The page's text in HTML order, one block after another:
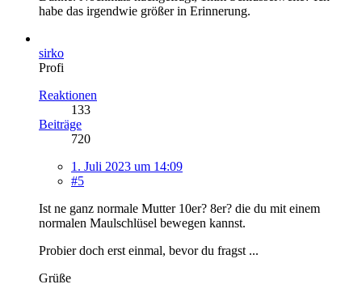
habe das irgendwie größer in Erinnerung.
sirko
Profi
Reaktionen
133
Beiträge
720
1. Juli 2023 um 14:09
#5
Ist ne ganz normale Mutter 10er? 8er? die du mit einem
normalen Maulschlüsel bewegen kannst.
Probier doch erst einmal, bevor du fragst ...
Grüße